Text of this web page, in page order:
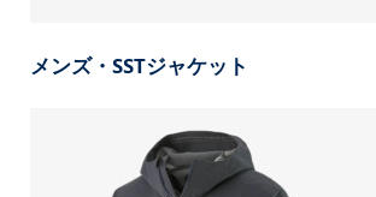
メンズ・SSTジャケット